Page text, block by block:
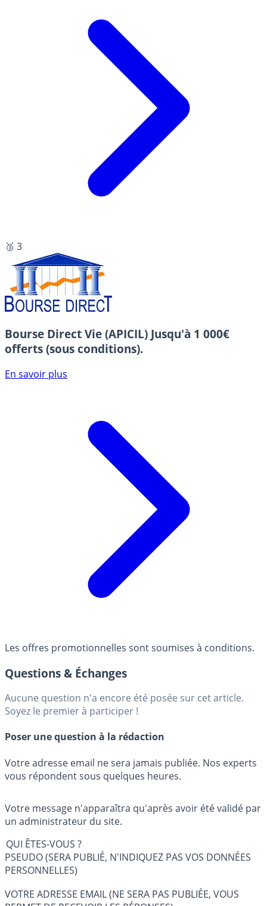
🥉 3
Bourse Direct Vie (APICIL) Jusqu'à 1 000€
offerts (sous conditions).
En savoir plus
Les offres promotionnelles sont soumises à conditions.
Questions & Échanges
Aucune question n'a encore été posée sur cet article.
Soyez le premier à participer !
Poser une question à la rédaction
Votre adresse email ne sera jamais publiée. Nos experts
vous répondent sous quelques heures.
Votre message n'apparaîtra qu'après avoir été validé par
un administrateur du site.
QUI ÊTES-VOUS ?
PSEUDO (SERA PUBLIÉ, N'INDIQUEZ PAS VOS DONNÉES
PERSONNELLES)
VOTRE ADRESSE EMAIL (NE SERA PAS PUBLIÉE, VOUS